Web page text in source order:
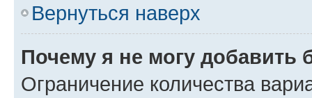
Вернуться наверх
Почему я не могу добавить
Ограничение количества